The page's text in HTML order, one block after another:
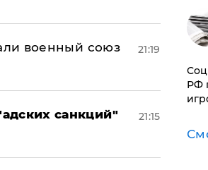
военный союз
21:19
санкций"
21:15
РФ